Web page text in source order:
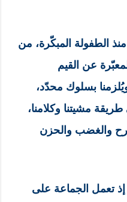
الطفولة المبكّرة، من
عن القيم
ويُلزمنا بسلوك محدّد،
مشيتنا وكلامنا،
والغضب والحزن
إذ تعمل الجماعة على